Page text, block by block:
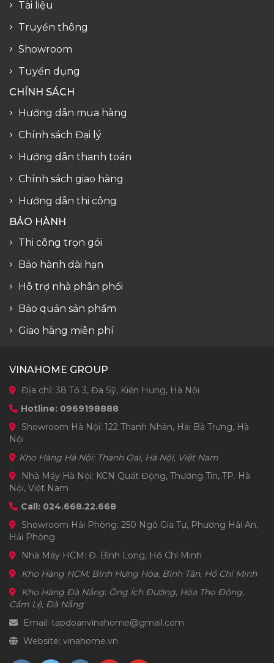
Tài liệu
Truyền thông
Showroom
Tuyển dụng
CHÍNH SÁCH
Hướng dẫn mua hàng
Chính sách Đại lý
Hướng dẫn thanh toán
Chính sách giao hàng
Hướng dẫn thi công
BẢO HÀNH
Thi công trọn gói
Bảo hành dài hạn
Hỗ trợ nhà phân phối
Bảo quản sản phẩm
Giao hàng miễn phí
VINAHOME GROUP
Địa chỉ: 38 Tổ 3, Đa Sỹ, Kiến Hưng, Hà Nội
Hotline: 0969198888
Showroom Hà Nội: 122 Thanh Nhàn, Hai Bà Trưng, Hà
Nội
Kho Hàng Hà Nội: Thanh Oai, Hà Nội, Việt Nam
Nhà Máy Hà Nội: KCN Quất Động, Thường Tín, TP. Hà
Nội, Việt Nam
Call: 024.668.22.668
Showroom Hải Phòng: 250 Ngô Gia Tự, Phường Hải An,
Hải Phòng
Nhà Máy HCM: Đ. Bình Long, Hồ Chí Minh
Kho Hàng HCM: Bình Hưng Hòa, Bình Tân, Hồ Chí Minh
Kho Hàng Đà Nẵng: Ông Ích Đường, Hòa Thọ Đông,
Cẩm Lệ, Đà Nẵng
Email: tapdoanvinahome@gmail.com
Website: vinahome.vn